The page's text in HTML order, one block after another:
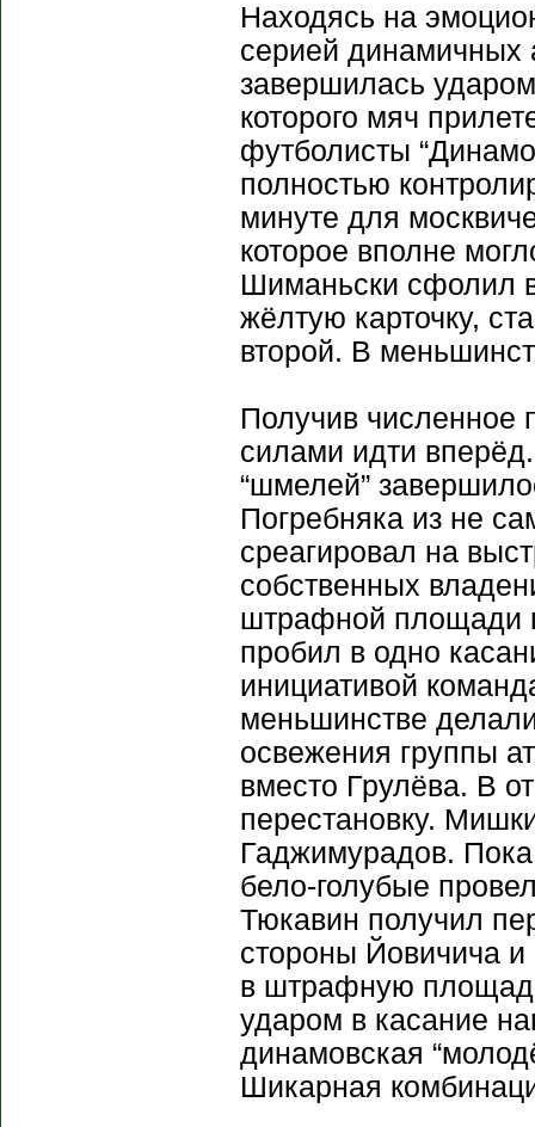
Находясь на
серией динамичных
завершилась
которого мяч
футболисты
полностью
минуте для
которое вполне
Шиманьски сфолил
жёлтую карточку,
второй. В
Получив численное
силами идти
“шмелей”
Погребняка из не
среагировал на
собственных
штрафной площади
пробил в одно
инициативой
меньшинстве
освежения группы
вместо Грулёва. В
перестановку.
Гаджимурадов.
бело-голубые
Тюкавин получил
стороны Йовичича
в штрафную
ударом в касание
динамовская
Шикарная